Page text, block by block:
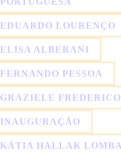
EDUARDO LOURENÇO
ELISA ALBERANI
FERNANDO PESSOA
GRAZIELE FREDERICO
INAUGURAÇÃO
KÁTIA HALLAK